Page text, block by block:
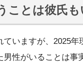
ことは彼氏も
いますが、2025
性がいることは